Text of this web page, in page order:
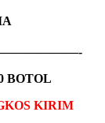
BOTOL
KIRIM